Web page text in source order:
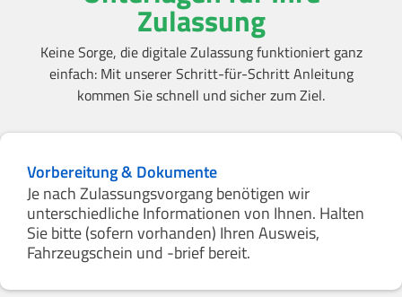
Zulassung
Keine Sorge, die digitale Zulassung funktioniert ganz
einfach: Mit unserer Schritt-für-Schritt Anleitung
kommen Sie schnell und sicher zum Ziel.
Vorbereitung & Dokumente
Je nach Zulassungsvorgang benötigen wir
unterschiedliche Informationen von Ihnen. Halten
Sie bitte (sofern vorhanden) Ihren Ausweis,
Fahrzeugschein und -brief bereit.